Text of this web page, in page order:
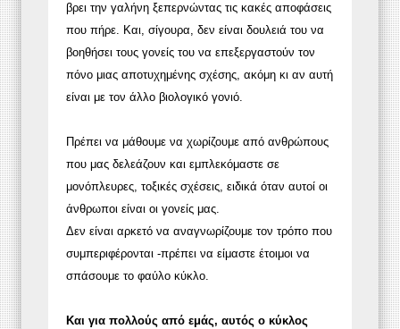
βρει την γαλήνη ξεπερνώντας τις κακές αποφάσεις
που πήρε. Και, σίγουρα, δεν είναι δουλειά του να
βοηθήσει τους γονείς του να επεξεργαστούν τον
πόνο μιας αποτυχημένης σχέσης, ακόμη κι αν αυτή
είναι με τον άλλο βιολογικό γονιό.
Πρέπει να μάθουμε να χωρίζουμε από ανθρώπους
που μας δελεάζουν και εμπλεκόμαστε σε
μονόπλευρες, τοξικές σχέσεις, ειδικά όταν αυτοί οι
άνθρωποι είναι οι γονείς μας.
Δεν είναι αρκετό να αναγνωρίζουμε τον τρόπο που
συμπεριφέρονται -πρέπει να είμαστε έτοιμοι να
σπάσουμε το φαύλο κύκλο.
Και για πολλούς από εμάς, αυτός ο κύκλος